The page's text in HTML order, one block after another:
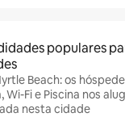
populares
Beach: os
Wi-Fi e Piscina nos
nesta cidade